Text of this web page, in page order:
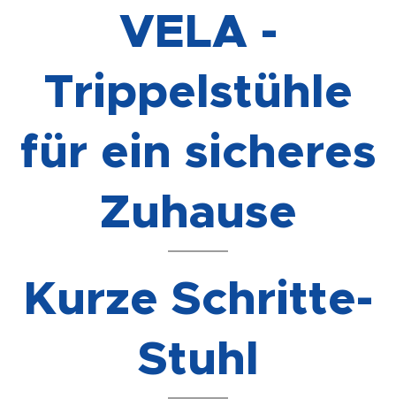
VELA -
Trippelstühle
für ein sicheres
Zuhause
Kurze Schritte-
Stuhl